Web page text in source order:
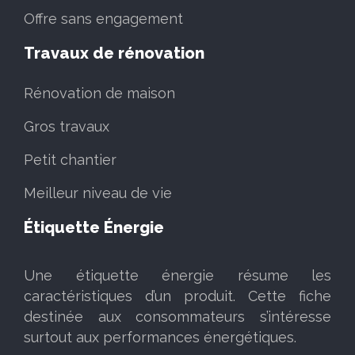
Offre sans engagement
Travaux de rénovation
Rénovation de maison
Gros travaux
Petit chantier
Meilleur niveau de vie
Étiquette Énergie
Une étiquette énergie résume les
caractéristiques d’un produit. Cette fiche
destinée aux consommateurs s’intéresse
surtout aux performances énergétiques.